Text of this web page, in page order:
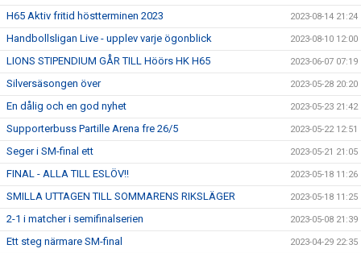
H65 Aktiv fritid höstterminen 2023 2023-08-14 21:24
Handbollsligan Live - upplev varje ögonblick 2023-08-10 12:00
LIONS STIPENDIUM GÅR TILL Höörs HK H65 2023-06-07 07:19
Silversäsongen över 2023-05-28 20:20
En dålig och en god nyhet 2023-05-23 21:42
Supporterbuss Partille Arena fre 26/5 2023-05-22 12:51
Seger i SM-final ett 2023-05-21 21:05
FINAL - ALLA TILL ESLÖV!! 2023-05-18 11:26
SMILLA UTTAGEN TILL SOMMARENS RIKSLÄGER 2023-05-18 11:25
2-1 i matcher i semifinalserien 2023-05-08 21:39
Ett steg närmare SM-final 2023-04-29 22:35